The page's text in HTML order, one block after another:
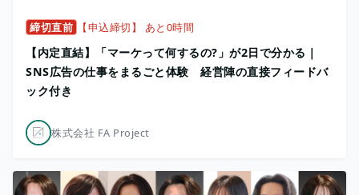
締切直前 【申込締切】 あと0時間
【内定直結】「マーケって何するの?」が2日で分かる｜
SNS広告の仕事をまるごと体験 経営陣の直接フィードバ
ック付き
株式会社 FA Project